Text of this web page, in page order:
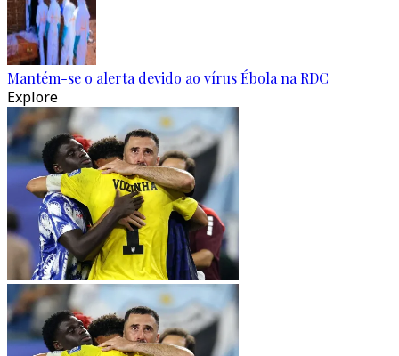
Mantém-se o alerta devido ao vírus Ébola na RDC
Explore